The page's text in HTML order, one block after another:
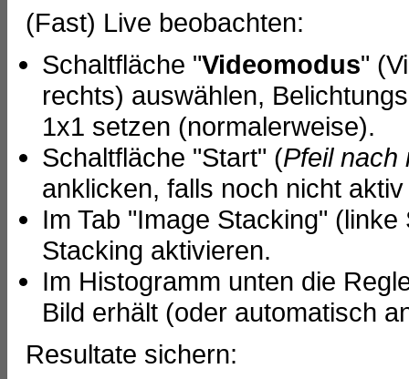
(Fast) Live beobachten:
Schaltfläche "Videomodus"
rechts) auswählen,
1x1 setzen (normalerweise).
Schaltfläche "Start" (Pfeil nach
anklicken, falls noch nicht
Im Tab "Image Stacking"
Stacking aktivieren.
Im Histogramm unten die
Bild erhält (oder automatisch
Resultate sichern: